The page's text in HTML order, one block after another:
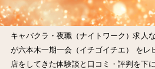
キャバクラ・夜職（ナイトワーク）求人
が六本木一期一会（イチゴイチエ） をレ
店をしてきた体験談と口コミ・評判を下